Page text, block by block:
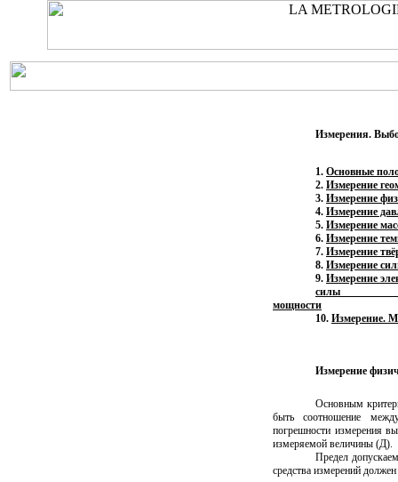
Измерения.
1. Основные
2. Измерение
3. Измерение
4. Измерение
5. Измерение
6. Измерение
7. Измерение
8. Измерение
9. Измерение
силы
мощности
10. Измерение.
Измерение
Основным
быть соотношение
погрешности измерения
измеряемой величины (Д).
Предел
средства измерений